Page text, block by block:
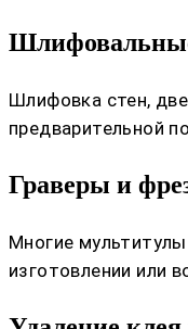
Шлифовка стен,
предварительной
Граверы и
Многие
изготовлении или